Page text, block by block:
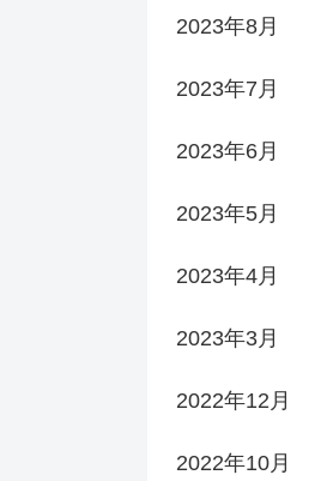
2023年8月
2023年7月
2023年6月
2023年5月
2023年4月
2023年3月
2022年12月
2022年10月